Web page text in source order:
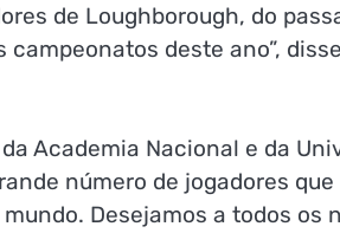
de Loughborough, do
deste ano”,
Academia Nacional e da
número de jogadores
Desejamos a todos os